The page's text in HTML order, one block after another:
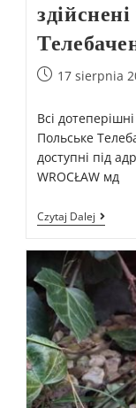
17 sierpnia
Всі
Польське
доступні під
WROCŁAW мд
Czytaj Dalej